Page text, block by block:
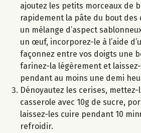
ajoutez les petits morceaux de
rapidement la pâte du bout
un mélange d’aspect
un œuf, incorporez-le à l’aide
façonnez entre vos doigts une
farinez-la légèrement et
pendant au moins une demi
Dénoyautez les cerises,
casserole avec 10g de sucre,
laissez-les cuire pendant 10
refroidir.